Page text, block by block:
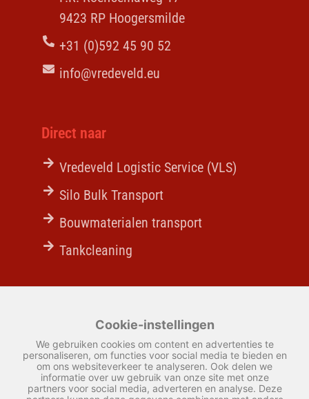
9423 RP Hoogersmilde
+31 (0)592 45 90 52
info@vredeveld.eu
Direct naar
Vredeveld Logistic Service (VLS)
Silo Bulk Transport
Bouwmaterialen transport
Tankcleaning
Partnership Vredeveld & Excluton
Een kijkje achter de schermen
Cookie-instellingen
We gebruiken cookies om content en advertenties te
personaliseren, om functies voor social media te bieden en
om ons websiteverkeer te analyseren. Ook delen we
informatie over uw gebruik van onze site met onze
partners voor social media, adverteren en analyse. Deze